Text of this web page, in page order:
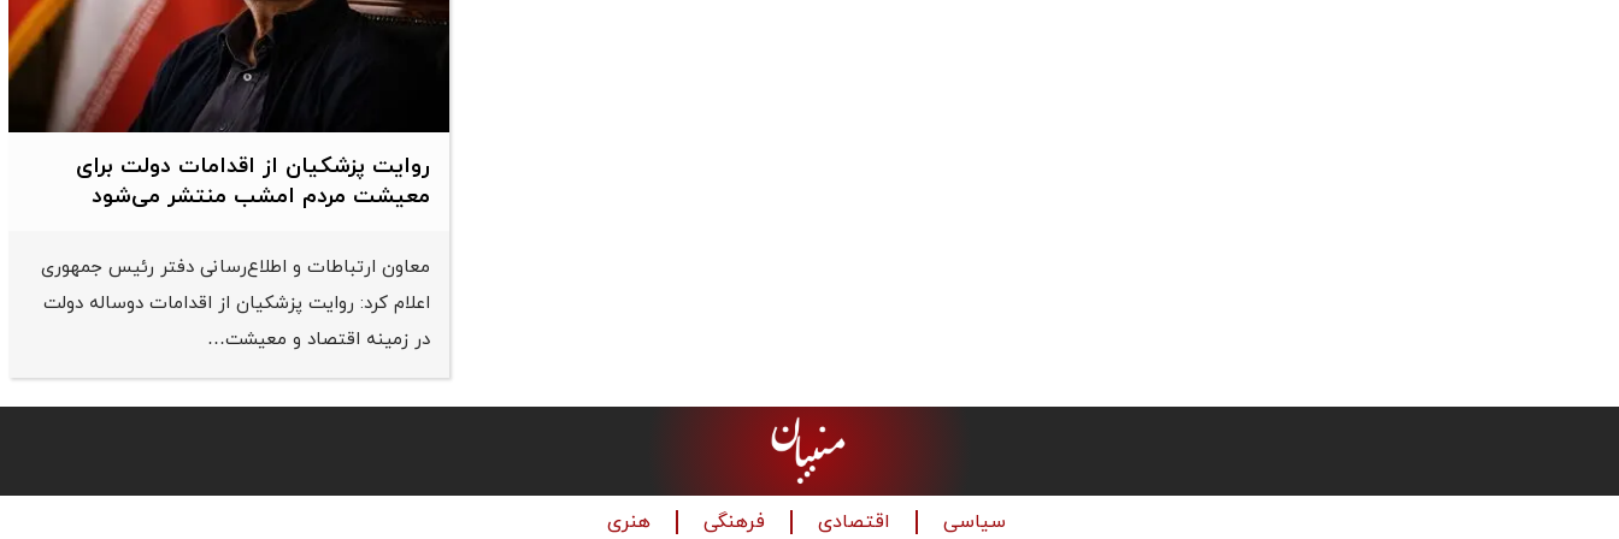
روایت پزشکیان از اقدامات دولت برای
معیشت مردم امشب منتشر می‌شود
معاون ارتباطات و اطلاع‌رسانی دفتر رئیس جمهوری
اعلام کرد: روایت پزشکیان از اقدامات دوساله دولت
در زمینه اقتصاد و معیشت…
سیاسی اقتصادی فرهنگی هنری